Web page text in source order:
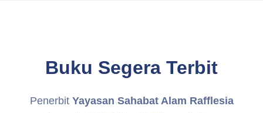
Buku Segera Terbit
Penerbit Yayasan Sahabat Alam Rafflesia